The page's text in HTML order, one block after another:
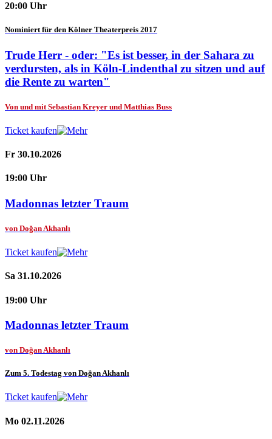
20:00 Uhr
Nominiert für den Kölner Theaterpreis 2017
Trude Herr - oder: "Es ist besser, in der Sahara zu
verdursten, als in Köln-Lindenthal zu sitzen und auf
die Rente zu warten"
Von und mit Sebastian Kreyer und Matthias Buss
Ticket kaufen
Fr 30.10.2026
19:00 Uhr
Madonnas letzter Traum
von Doğan Akhanlı
Ticket kaufen
Sa 31.10.2026
19:00 Uhr
Madonnas letzter Traum
von Doğan Akhanlı
Zum 5. Todestag von Doğan Akhanlı
Ticket kaufen
Mo 02.11.2026